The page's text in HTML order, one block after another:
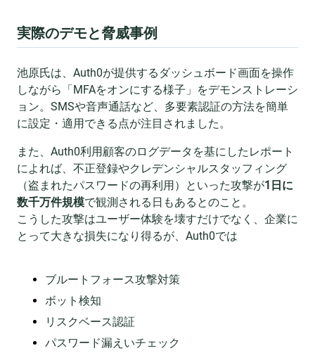
実際のデモと脅威事例
池原氏は、Auth0が提供するダッシュボード画面を操作
しながら「MFAをオンにする様子」をデモンストレーシ
ョン。SMSや音声通話など、多要素認証の方法を簡単
に設定・適用できる点が注目されました。
また、Auth0利用顧客のログデータを基にしたレポート
によれば、不正登録やクレデンシャルスタッフィング
（盗まれたパスワードの再利用）といった攻撃が1日に
数千万件規模で観測される日もあるとのこと。
こうした攻撃はユーザー体験を壊すだけでなく、企業に
とって大きな損失になり得るが、Auth0では
ブルートフォース攻撃対策
ボット検知
リスクベース認証
パスワード漏えいチェック